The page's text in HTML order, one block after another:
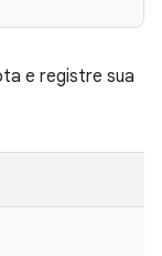
e registre sua